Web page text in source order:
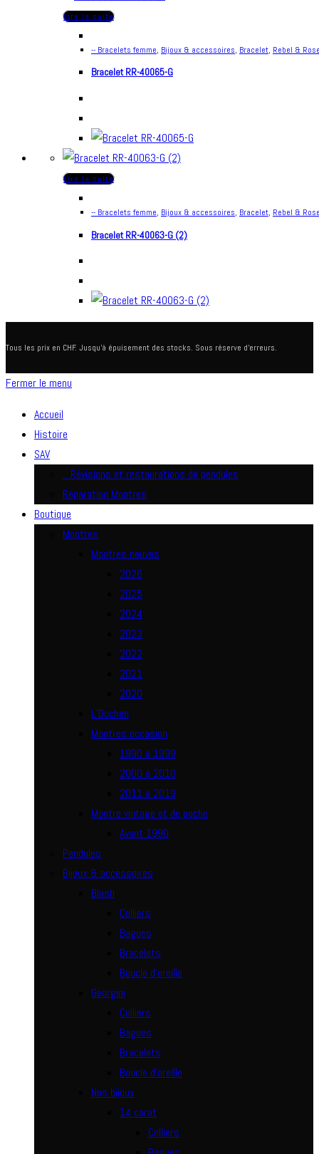
Lire la suite
-- Bracelets femme, Bijoux & accessoires, Bracelet, Rebel &
Bracelet RR-40065-G
Lire la suite
-- Bracelets femme, Bijoux & accessoires, Bracelet, Rebel &
Bracelet RR-40063-G (2)
Tous les prix en CHF. Jusqu'à épuisement des stocks. Sous réserve d'erreurs.
Fermer le menu
Accueil
Histoire
SAV
…Révisions et restaurations de pendules
Réparation Montres
Boutique
Montres
Montres neuves
2026
2025
2024
2023
2022
2021
2020
L’Duchen
Montres occasion
1990 à 1999
2000 à 2010
2011 à 2019
Montre vintage et de poche
Avant 1990
Pendules
Bijoux & accessoires
Blush
Colliers
Bagues
Bracelets
Boucle d’oreille
Georgini
Colliers
Bagues
Bracelets
Boucle d’oreille
Nos bijoux
14 carat
Colliers